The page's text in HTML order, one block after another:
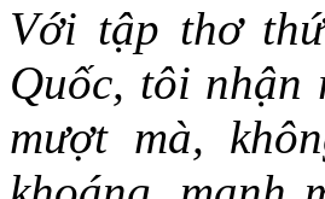
Với tập thơ
Quốc, tôi nhận
mượt mà,